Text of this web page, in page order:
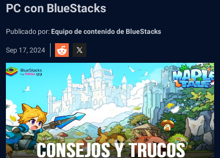
PC con BlueStacks
Publicado por: Equipo de contenido de BlueStacks
Sep 17, 2024